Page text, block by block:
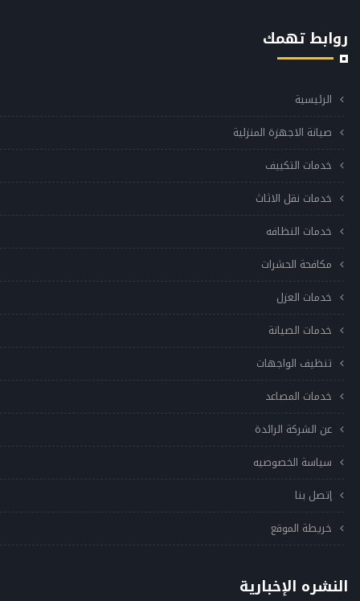
روابط تهمك
الرئيسية
صيانة الاجهزة المنزلية
خدمات التكييف
خدمات نقل الاثاث
خدمات النظافه
مكافحة الحشرات
خدمات العزل
خدمات الصيانة
تنظيف الواجهات
خدمات المصاعد
عن الشركة الرائدة
سياسة الخصوصيه
إتصل بنا
خريطة الموقع
النشره الإخبارية